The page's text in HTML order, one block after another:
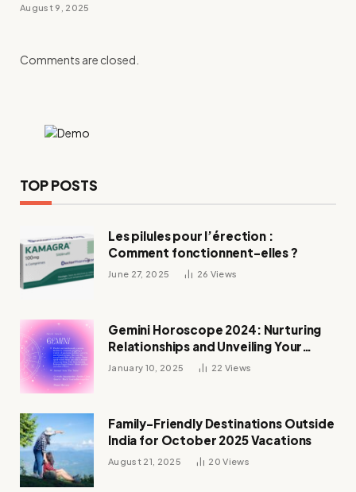
August 9, 2025
Comments are closed.
TOP POSTS
Les pilules pour l’érection :
Comment fonctionnent-elles ?
June 27, 2025 26 Views
Gemini Horoscope 2024: Nurturing
Relationships and Unveiling Your
Zodiac’s Destiny
January 10, 2025 22 Views
Family-Friendly Destinations Outside
India for October 2025 Vacations
August 21, 2025 20Views